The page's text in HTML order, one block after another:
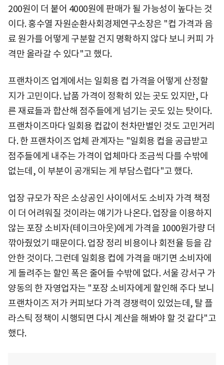
200원이 더 붙어 4000원에 판매가 될 가능성이 높다는 것
이다. 홍수열 자원순환사회경제연구소장은 "컵 가격과 음
료 원가를 어떻게 구분할 건지 명확하지 않다 보니 커피 가
격만 올라갈 수 있다"고 했다.
프랜차이즈 업계에서는 일회용 컵 가격을 어떻게 산정할
지가 고민이다. 납품 가격이 정확히 있는 곳도 있지만, 다
른 재료들과 합산해 점주들에게 넘기는 곳도 있는 탓이다.
프랜차이즈마다 일회용 컵값이 천차만별인 것도 고민거리
다. 한 프랜차이즈 업체 관계자는 "일회용 컵을 공급받고
점주들에게 내주는 가격이 업체마다 조금씩 다를 수밖에
없는데, 이 부분이 공개되는 게 부담스럽다"고 했다.
업장 규모가 작은 소상공인 사이에서도 소비자 가격 책정
이 더 어려워질 것이라는 얘기가 나온다. 업장을 이용하지
않는 포장 소비자(테이크아웃)에게 가격을 1000원가량 더
깎아줬었기 때문이다. 업장 정리 비용이나 회전율 등을 감
안한 것이다. 그런데 일회용 컵에 가격을 매기면 소비자에
게 돌려주는 할인 폭은 줄어들 수밖에 없다. 서울 강서구 가
양동의 한 자영업자는 "포장 소비자에게 할인해 주다 보니
프랜차이즈 저가 커피보다 가격 경쟁력이 있었는데, 탈 플
라스틱 정책이 시행되면 다시 계산을 해봐야 할 것 같다"고
했다.